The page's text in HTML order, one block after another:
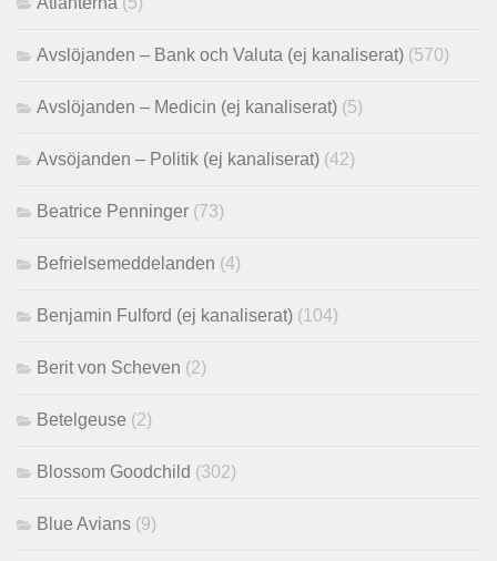
Avslöjanden – Bank och Valuta (ej kanaliserat) (570)
Avslöjanden – Medicin (ej kanaliserat) (5)
Avsöjanden – Politik (ej kanaliserat) (42)
Beatrice Penninger (73)
Befrielsemeddelanden (4)
Benjamin Fulford (ej kanaliserat) (104)
Berit von Scheven (2)
Betelgeuse (2)
Blossom Goodchild (302)
Blue Avians (9)